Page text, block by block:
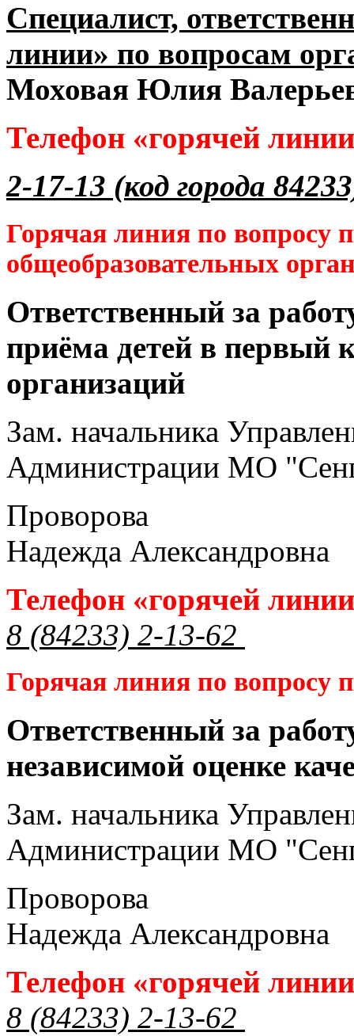
Специалист,
линии» по вопросам
Моховая Юлия
Телефон «горячей
2-17-13 (код города
Горячая линия по вопросу
общеобразовательных
Ответственный за
приёма детей в первый
организаций
Зам. начальника
Администрации МО
Проворова
Надежда Александровна
Телефон «горячей
8 (84233) 2-13-62
Горячая линия по вопросу
Ответственный за
независимой оценке
Зам. начальника
Администрации МО
Проворова
Надежда Александровна
Телефон «горячей
8 (84233) 2-13-62